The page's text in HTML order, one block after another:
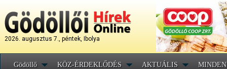
2026. augusztus 7., péntek, Ibolya
Gödöllő KÖZ-ÉRDEKLŐDÉS AKTUÁLIS